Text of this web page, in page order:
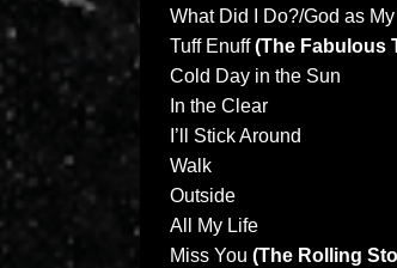
What Did I Do?/God as
Tuff Enuff(The Fabulous
Cold Day in the Sun
In the Clear
I’ll Stick Around
Walk
Outside
All My Life
Miss You (The Rolling